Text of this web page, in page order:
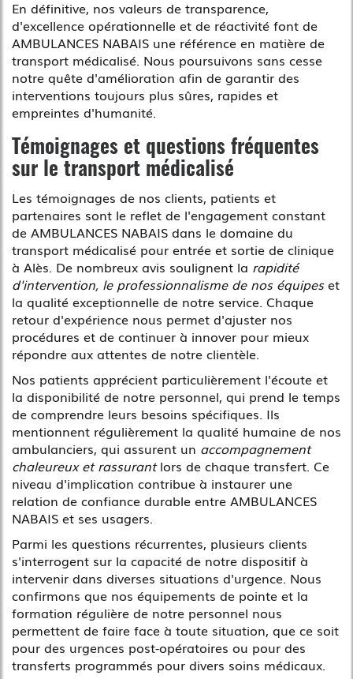
En définitive, nos valeurs de transparence,
d'excellence opérationnelle et de réactivité font de
AMBULANCES NABAIS une référence en matière de
transport médicalisé. Nous poursuivons sans cesse
notre quête d'amélioration afin de garantir des
interventions toujours plus sûres, rapides et
empreintes d'humanité.
Témoignages et questions fréquentes
sur le transport médicalisé
Les témoignages de nos clients, patients et
partenaires sont le reflet de l'engagement constant
de AMBULANCES NABAIS dans le domaine du
transport médicalisé pour entrée et sortie de clinique
à Alès. De nombreux avis soulignent la rapidité
d'intervention, le professionnalisme de nos équipeset
la qualité exceptionnelle de notre service. Chaque
retour d'expérience nous permet d'ajuster nos
procédures et de continuer à innover pour mieux
répondre aux attentes de notre clientèle.
Nos patients apprécient particulièrement l'écoute et
la disponibilité de notre personnel, qui prend le temps
de comprendre leurs besoins spécifiques. Ils
mentionnent régulièrement la qualité humaine de nos
ambulanciers, qui assurent un accompagnement
chaleureux et rassurantlors de chaque transfert. Ce
niveau d'implication contribue à instaurer une
relation de confiance durable entre AMBULANCES
NABAIS et ses usagers.
Parmi les questions récurrentes, plusieurs clients
s'interrogent sur la capacité de notre dispositif à
intervenir dans diverses situations d'urgence. Nous
confirmons que nos équipements de pointe et la
formation régulière de notre personnel nous
permettent de faire face à toute situation, que ce soit
pour des urgences post-opératoires ou pour des
transferts programmés pour divers soins médicaux.